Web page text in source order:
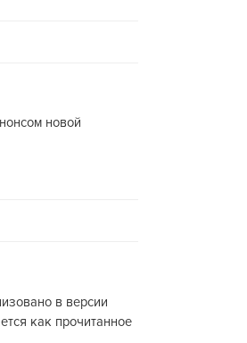
новой
в версии
как прочитанное